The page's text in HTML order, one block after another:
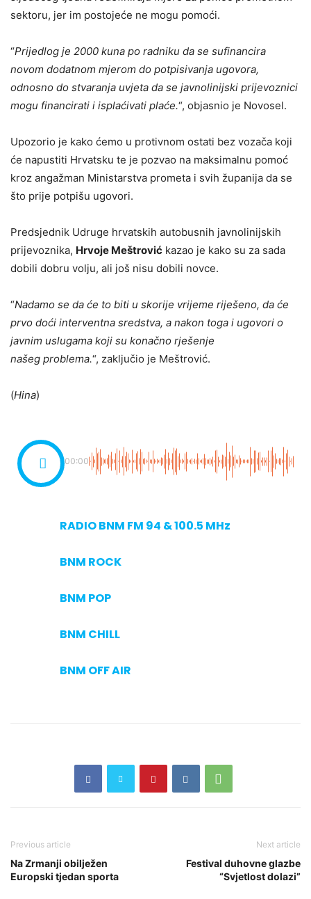
sektoru, jer im postojeće ne mogu pomoći.
“Prijedlog je 2000 kuna po radniku da se sufinancira
novom dodatnom mjerom do potpisivanja ugovora,
odnosno do stvaranja uvjeta da se javnolinijski prijevoznici
mogu financirati i isplaćivati plaće.“, objasnio je Novosel.
Upozorio je kako ćemo u protivnom ostati bez vozača koji
će napustiti Hrvatsku te je pozvao na maksimalnu pomoć
kroz angažman Ministarstva prometa i svih županija da se
što prije potpišu ugovori.
Predsjednik Udruge hrvatskih autobusnih javnolinijskih
prijevoznika, Hrvoje Meštrović kazao je kako su za sada
dobili dobru volju, ali još nisu dobili novce.
“Nadamo se da će to biti u skorije vrijeme riješeno, da će
prvo doći interventna sredstva, a nakon toga i ugovori o
javnim uslugama koji su konačno rješenje
našeg problema.“, zaključio je Meštrović.
(Hina)
00:00
RADIO BNM FM 94 & 100.5 MHz
BNM ROCK
BNM POP
BNM CHILL
BNM OFF AIR
Previous article
Na Zrmanji obilježen
Europski tjedan sporta
Next article
Festival duhovne glazbe
“Svjetlost dolazi”